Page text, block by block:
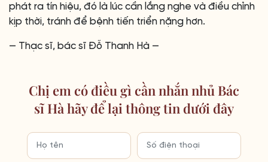
phát ra tín hiệu, đó là lúc cần lắng nghe và điều chỉnh
kịp thời, tránh để bệnh tiến triển nặng hơn.
— Thạc sĩ, bác sĩ Đỗ Thanh Hà —
Chị em có điều gì cần nhắn nhủ Bác
sĩ Hà hãy để lại thông tin dưới đây